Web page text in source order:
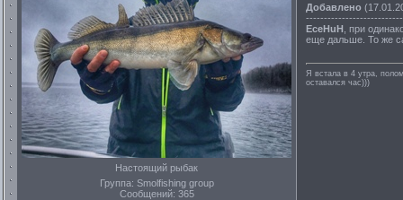
Настоящий рыбак
Группа: Smolfishing group
Сообщений: 365
Добавлено
EceHuH , при
еще дальше. То же
Я встала в 4 утра,
оставался час)))